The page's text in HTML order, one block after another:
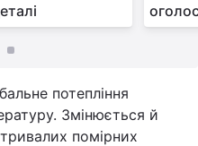
потепління
Змінюється й
помірних